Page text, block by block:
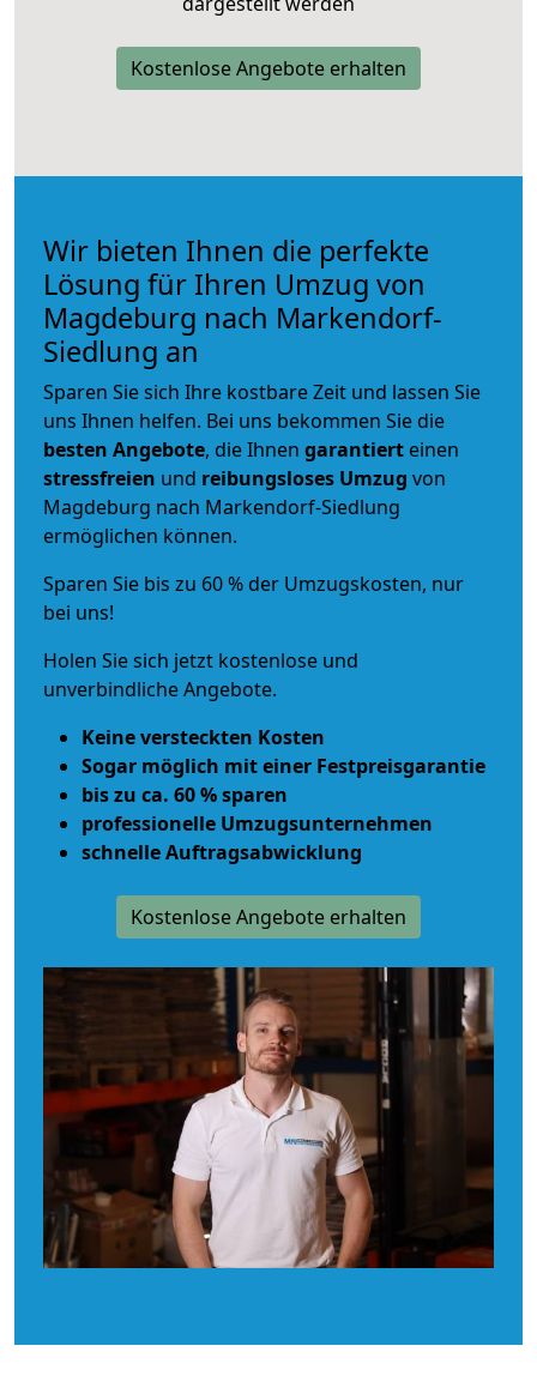
Kostenlose Angebote erhalten
Wir bieten Ihnen die perfekte
Lösung für Ihren Umzug von
Magdeburg nach Markendorf-
Siedlung an
Sparen Sie sich Ihre kostbare Zeit und lassen Sie
uns Ihnen helfen. Bei uns bekommen Sie die
besten Angebote, die Ihnen garantiert einen
stressfreien und reibungsloses Umzug von
Magdeburg nach Markendorf-Siedlung
ermöglichen können.
Sparen Sie bis zu 60 % der Umzugskosten, nur
bei uns!
Holen Sie sich jetzt kostenlose und
unverbindliche Angebote.
Keine versteckten Kosten
Sogar möglich mit einer Festpreisgarantie
bis zu ca. 60 % sparen
professionelle Umzugsunternehmen
schnelle Auftragsabwicklung
Kostenlose Angebote erhalten